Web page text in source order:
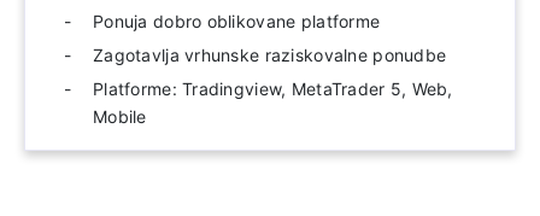
Ponuja dobro oblikovane platforme
Zagotavlja vrhunske raziskovalne ponudbe
Platforme: Tradingview, MetaTrader 5, Web,
Mobile